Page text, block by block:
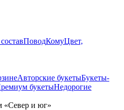
ПоводКомуЦвет,
Авторские букетыБукеты-
букетыНедорогие
«Север и юг»